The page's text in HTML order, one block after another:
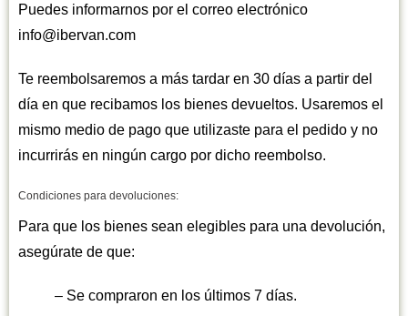
Puedes informarnos por el correo electrónico
info@ibervan.com
Te reembolsaremos a más tardar en 30 días a partir del
día en que recibamos los bienes devueltos. Usaremos el
mismo medio de pago que utilizaste para el pedido y no
incurrirás en ningún cargo por dicho reembolso.
Condiciones para devoluciones:
Para que los bienes sean elegibles para una devolución,
asegúrate de que:
– Se compraron en los últimos 7 días.